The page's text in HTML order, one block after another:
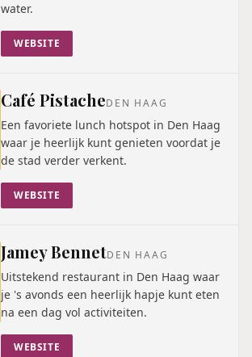
water.
WEBSITE
Café PistacheDEN HAAG
Een favoriete lunch hotspot in Den Haag
waar je heerlijk kunt genieten voordat je
de stad verder verkent.
WEBSITE
Jamey BennetDEN HAAG
Uitstekend restaurant in Den Haag waar
je 's avonds een heerlijk hapje kunt eten
na een dag vol activiteiten.
WEBSITE